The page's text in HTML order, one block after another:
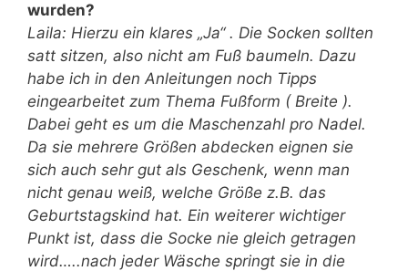
wurden?
Laila: Hierzu ein klares „Ja“ . Die Socken sollten
satt sitzen, also nicht am Fuß baumeln. Dazu
habe ich in den Anleitungen noch Tipps
eingearbeitet zum Thema Fußform ( Breite ).
Dabei geht es um die Maschenzahl pro Nadel.
Da sie mehrere Größen abdecken eignen sie
sich auch sehr gut als Geschenk, wenn man
nicht genau weiß, welche Größe z.B. das
Geburtstagskind hat. Ein weiterer wichtiger
Punkt ist, dass die Socke nie gleich getragen
wird…..nach jeder Wäsche springt sie in die